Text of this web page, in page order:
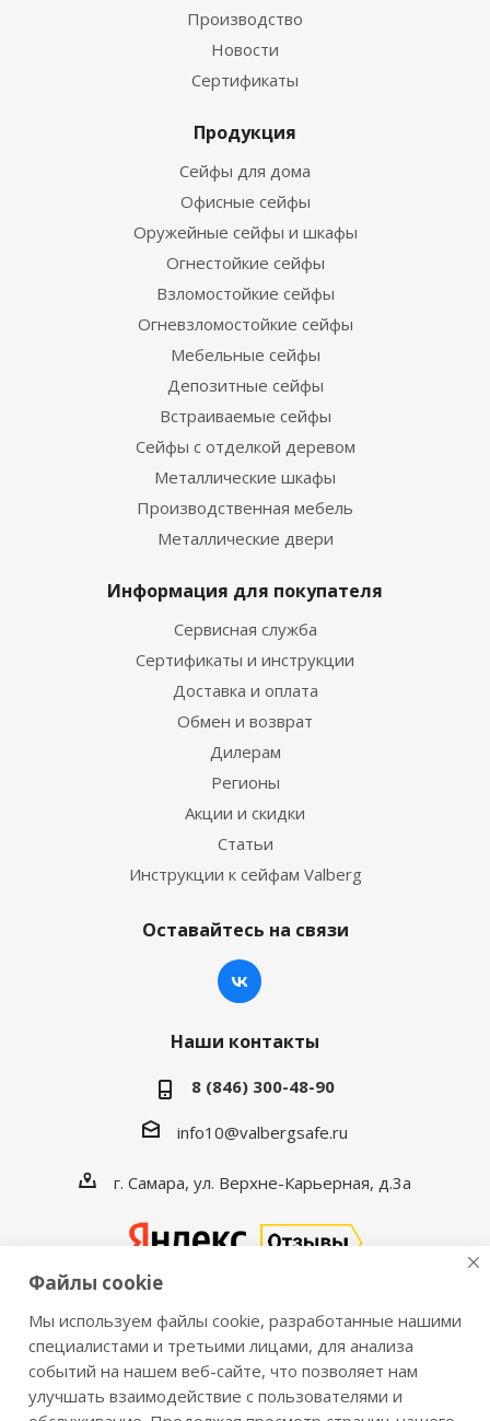
Производство
Новости
Сертификаты
Продукция
Сейфы для дома
Офисные сейфы
Оружейные сейфы и шкафы
Огнестойкие сейфы
Взломостойкие сейфы
Огневзломостойкие сейфы
Мебельные сейфы
Депозитные сейфы
Встраиваемые сейфы
Сейфы с отделкой деревом
Металлические шкафы
Производственная мебель
Металлические двери
Информация для покупателя
Сервисная служба
Сертификаты и инструкции
Доставка и оплата
Обмен и возврат
Дилерам
Регионы
Акции и скидки
Статьи
Инструкции к сейфам Valberg
Оставайтесь на связи
Наши контакты
8 (846) 300-48-90
info10@valbergsafe.ru
г. Самара, ул. Верхне-Карьерная, д.3а
2016-2026 © VALBERGSAFE.RU — Интернет-магазин
сейфов Valberg и металлической мебели Практик.
Продажа сейфов для дома и офиса, металлических
Файлы cookie
Мы используем файлы cookie, разработанные нашими
специалистами и третьими лицами, для анализа
событий на нашем веб-сайте, что позволяет нам
улучшать взаимодействие с пользователями и